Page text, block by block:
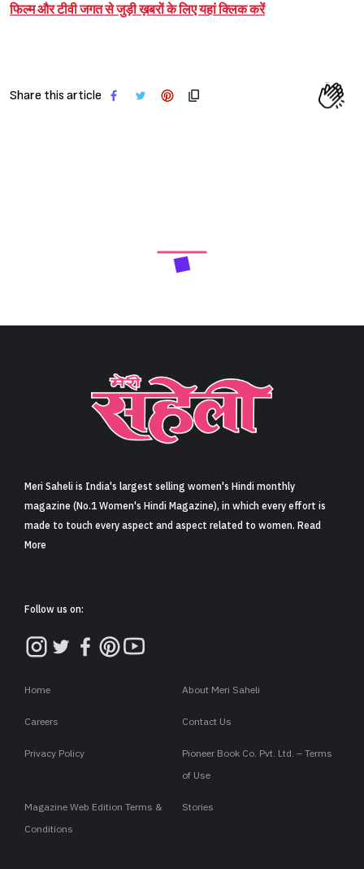
फिल्म और टीवी जगत से जुड़ी ख़बरों के लिए यहां क्लिक करें
Share this article
Meri Saheli is India's largest selling women's Hindi monthly
magazine (No.1 Women's Hindi Magazine), in which every effort is
made to touch every aspect and aspect related to women. Read
More
Follow us on:
Home About Meri Saheli
Careers Contact Us
Privacy Policy
Pioneer Book Co. Pvt. Ltd. – Terms
of Use
Magazine Web Edition Terms &
Conditions
Stories